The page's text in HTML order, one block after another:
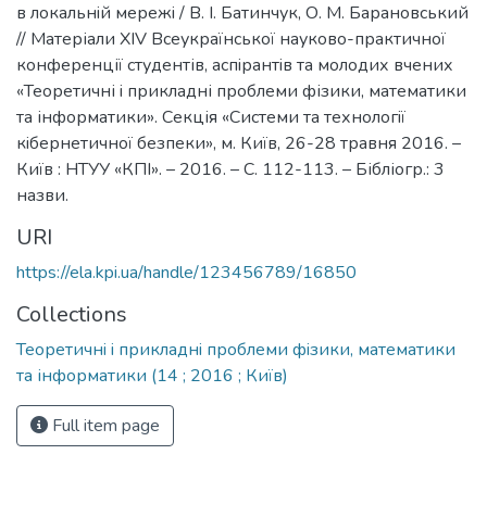
в локальнiй мережi / В. I. Батинчук, О. М. Барановський
// Матеріали XIV Всеукраїнської науково-практичної
конференції студентів, аспiрантiв та молодих вчених
«Теоретичні i прикладні проблеми фізики, математики
та інформатики». Секція «Системи та технологiї
кiбернетичної безпеки», м. Київ, 26-28 травня 2016. –
Київ : НТУУ «КПІ». – 2016. – С. 112-113. – Бібліогр.: 3
назви.
URI
https://ela.kpi.ua/handle/123456789/16850
Collections
Теоретичнi i прикладнi проблеми фiзики, математики
та інформатики (14 ; 2016 ; Київ)
Full item page